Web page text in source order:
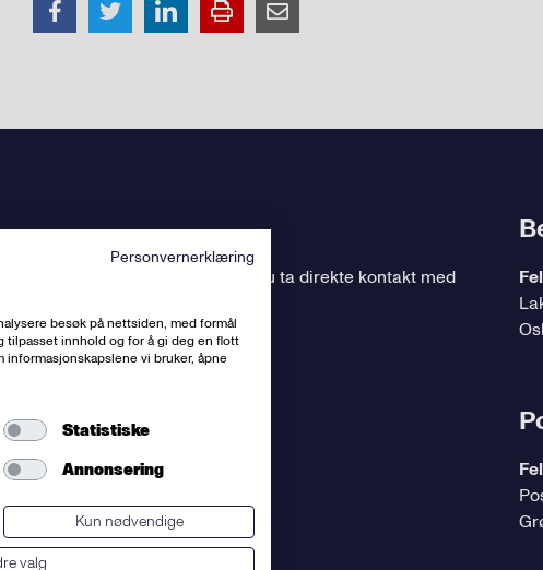
, kan du ta direkte kontakt med
31 00
950956828
Personvernerklæring
besøk på nettsiden, med formål
innhold og for å gi deg en flott
vi bruker, åpne
Statistiske
Annonsering
Kun nødvendige
valg